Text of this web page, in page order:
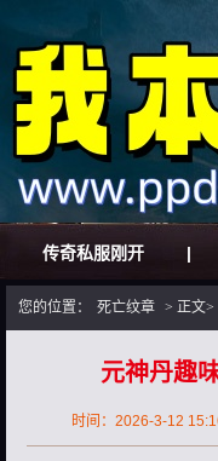
传奇私服刚开 |
您的位置： 死亡纹章 > 正文>
元神丹趣
时间：2026-3-12